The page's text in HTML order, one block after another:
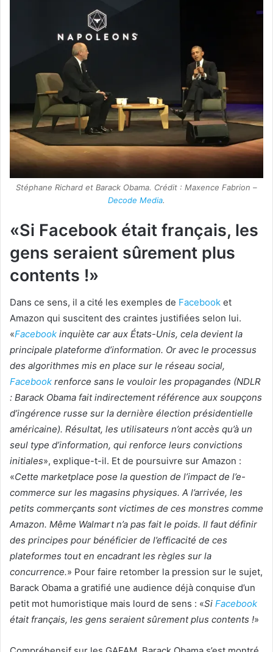
Stéphane Richard et Barack Obama. Crédit : Maxence Fabrion –
Decode Media.
«Si Facebook était français, les
gens seraient sûrement plus
contents !»
Dans ce sens, il a cité les exemples de Facebook et
Amazon qui suscitent des craintes justifiées selon lui.
«Facebook inquiète car aux États-Unis, cela devient la
principale plateforme d’information. Or avec le processus
des algorithmes mis en place sur le réseau social,
Facebook renforce sans le vouloir les propagandes (NDLR
: Barack Obama fait indirectement référence aux soupçons
d’ingérence russe sur la dernière élection présidentielle
américaine). Résultat, les utilisateurs n’ont accès qu’à un
seul type d’information, qui renforce leurs convictions
initiales», explique-t-il. Et de poursuivre sur Amazon :
«Cette marketplace pose la question de l’impact de l’e-
commerce sur les magasins physiques. A l’arrivée, les
petits commerçants sont victimes de ces monstres comme
Amazon. Même Walmart n’a pas fait le poids. Il faut définir
des principes pour bénéficier de l’efficacité de ces
plateformes tout en encadrant les règles sur la
concurrence.» Pour faire retomber la pression sur le sujet,
Barack Obama a gratifié une audience déjà conquise d’un
petit mot humoristique mais lourd de sens : «Si Facebook
était français, les gens seraient sûrement plus contents !»